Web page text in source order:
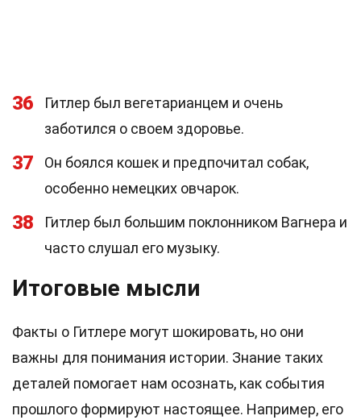
36
Гитлер был вегетарианцем и очень
заботился о своем здоровье.
37
Он боялся кошек и предпочитал собак,
особенно немецких овчарок.
38
Гитлер был большим поклонником Вагнера и
часто слушал его музыку.
Итоговые мысли
Факты о Гитлере могут шокировать, но они
важны для понимания истории. Знание таких
деталей помогает нам осознать, как события
прошлого формируют настоящее. Например, его